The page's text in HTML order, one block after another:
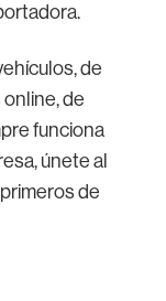
de
de
funciona
únete al
de